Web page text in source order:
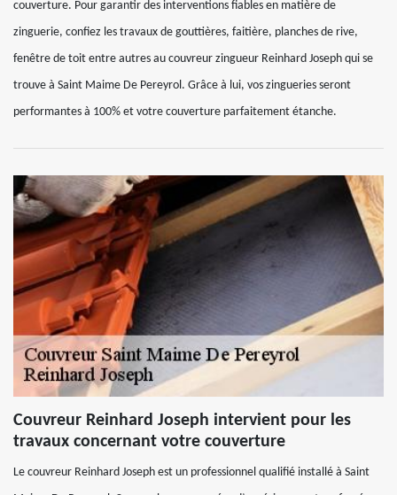
couverture. Pour garantir des interventions fiables en matière de
zinguerie, confiez les travaux de gouttières, faitière, planches de rive,
fenêtre de toit entre autres au couvreur zingueur Reinhard Joseph qui se
trouve à Saint Maime De Pereyrol. Grâce à lui, vos zingueries seront
performantes à 100% et votre couverture parfaitement étanche.
Couvreur Reinhard Joseph intervient pour les
travaux concernant votre couverture
Le couvreur Reinhard Joseph est un professionnel qualifié installé à Saint